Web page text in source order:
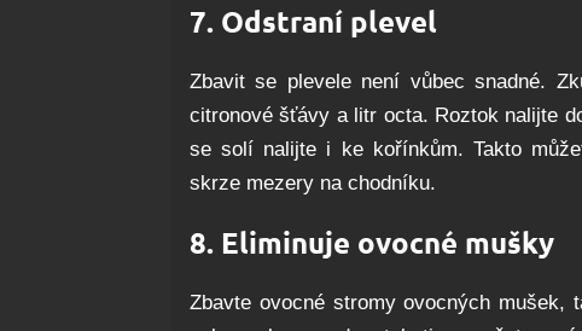
7. Odstraní plevel
Zbavit se plevele není vůbec snadné.
citronové šťávy a litr octa. Roztok nalijte
se solí nalijte i ke kořínkům. Takto
skrze mezery na chodníku.
8. Eliminuje ovocné mušky
Zbavte ovocné stromy ovocných